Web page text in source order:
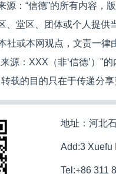
：“信德”的所有内容，
、堂区、团体或个人提供
社或本网观点，文责一
源：XXX（非‘信德’）"
载的目的只在于传递分享
地址：河北
Add:3 Xuefu
Tel:+86 311